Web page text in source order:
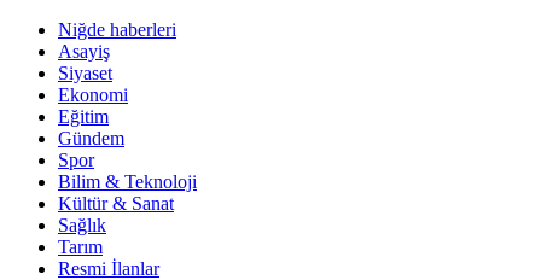
Niğde haberleri
Asayiş
Siyaset
Ekonomi
Eğitim
Gündem
Spor
Bilim & Teknoloji
Kültür & Sanat
Sağlık
Tarım
Resmi İlanlar